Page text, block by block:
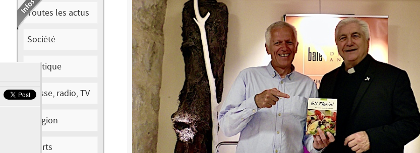
Toutes les actus
Société
Politique
Presse, radio, TV
Religion
Sports